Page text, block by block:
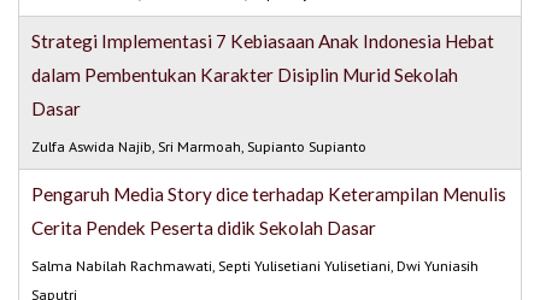
Strategi Implementasi 7 Kebiasaan Anak Indonesia Hebat
dalam Pembentukan Karakter Disiplin Murid Sekolah
Dasar
Zulfa Aswida Najib, Sri Marmoah, Supianto Supianto
Pengaruh Media Story dice terhadap Keterampilan Menulis
Cerita Pendek Peserta didik Sekolah Dasar
Salma Nabilah Rachmawati, Septi Yulisetiani Yulisetiani, Dwi Yuniasih
Saputri